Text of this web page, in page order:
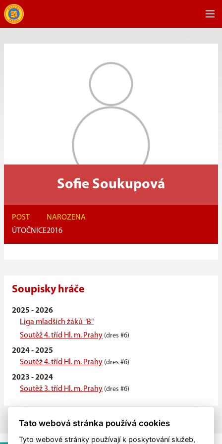
Sofie Soukupová
POST
ÚTOČNICE
NAROZENA
2016
Soupisky hráče
2025 - 2026
Liga mladších žáků "B"
Soutěž 4. tříd Hl. m. Prahy (dres #6)
2024 - 2025
Soutěž 4. tříd Hl. m. Prahy (dres #6)
2023 - 2024
Soutěž 3. tříd Hl. m. Prahy (dres #6)
Tato webová stránka používá cookies
Tyto webové stránky používají k poskytování služeb,